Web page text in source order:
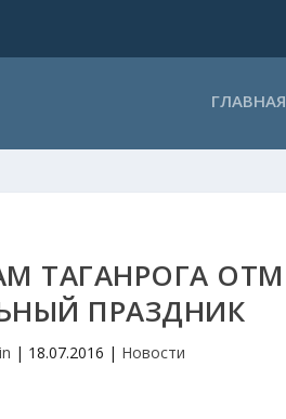
ГЛАВНАЯ
ТАГАНРОГА
ПРАЗДНИК
| 18.07.2016 | Новости